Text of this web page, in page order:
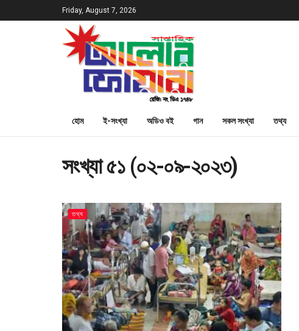
Friday, August 7, 2026
হোম ই-সংখ্যা অডিও বই গান সকল সংখ্যা তথ্য
সংখ্যা ৫১ (০২-০৯-২০২৩)
তথ্য